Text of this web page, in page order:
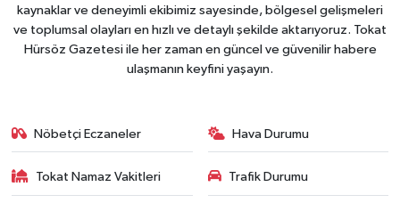
kaynaklar ve deneyimli ekibimiz sayesinde, bölgesel gelişmeleri
ve toplumsal olayları en hızlı ve detaylı şekilde aktarıyoruz. Tokat
Hürsöz Gazetesi ile her zaman en güncel ve güvenilir habere
ulaşmanın keyfini yaşayın.
Nöbetçi Eczaneler Hava Durumu
Tokat Namaz Vakitleri Trafik Durumu